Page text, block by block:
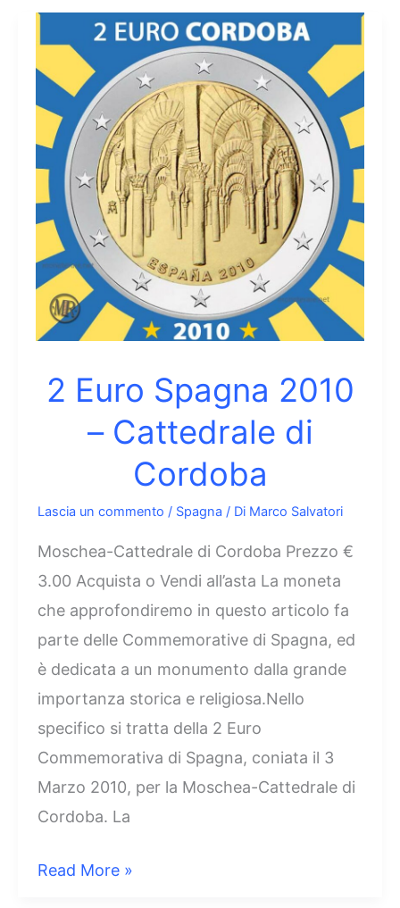
Spagna
2011
–
Corte
dei
Leoni
di
Granada
2 Euro Spagna 2010
– Cattedrale di
Cordoba
Lascia un commento / Spagna / Di Marco Salvatori
Moschea-Cattedrale di Cordoba Prezzo €
3.00 Acquista o Vendi all’asta La moneta
che approfondiremo in questo articolo fa
parte delle Commemorative di Spagna, ed
è dedicata a un monumento dalla grande
importanza storica e religiosa.Nello
specifico si tratta della 2 Euro
Commemorativa di Spagna, coniata il 3
Marzo 2010, per la Moschea-Cattedrale di
Cordoba. La
2
Read More »